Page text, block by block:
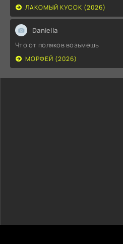
ЛАКОМЫЙ КУСОК (2026)
Daniella
Что от поляков возьмешь
МОРФЕЙ (2026)